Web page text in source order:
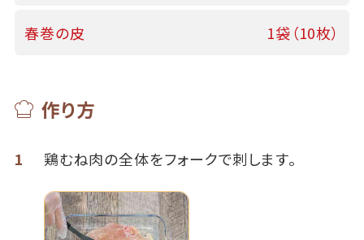
春巻の皮 1袋（10枚）
作り方
1 鶏むね肉の全体をフォークで刺します。